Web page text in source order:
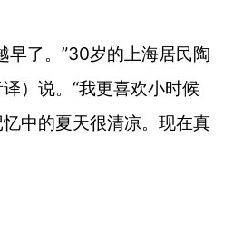
早了。”30岁的上海居民陶
）说。“我更喜欢小时候
中的夏天很清凉。现在真